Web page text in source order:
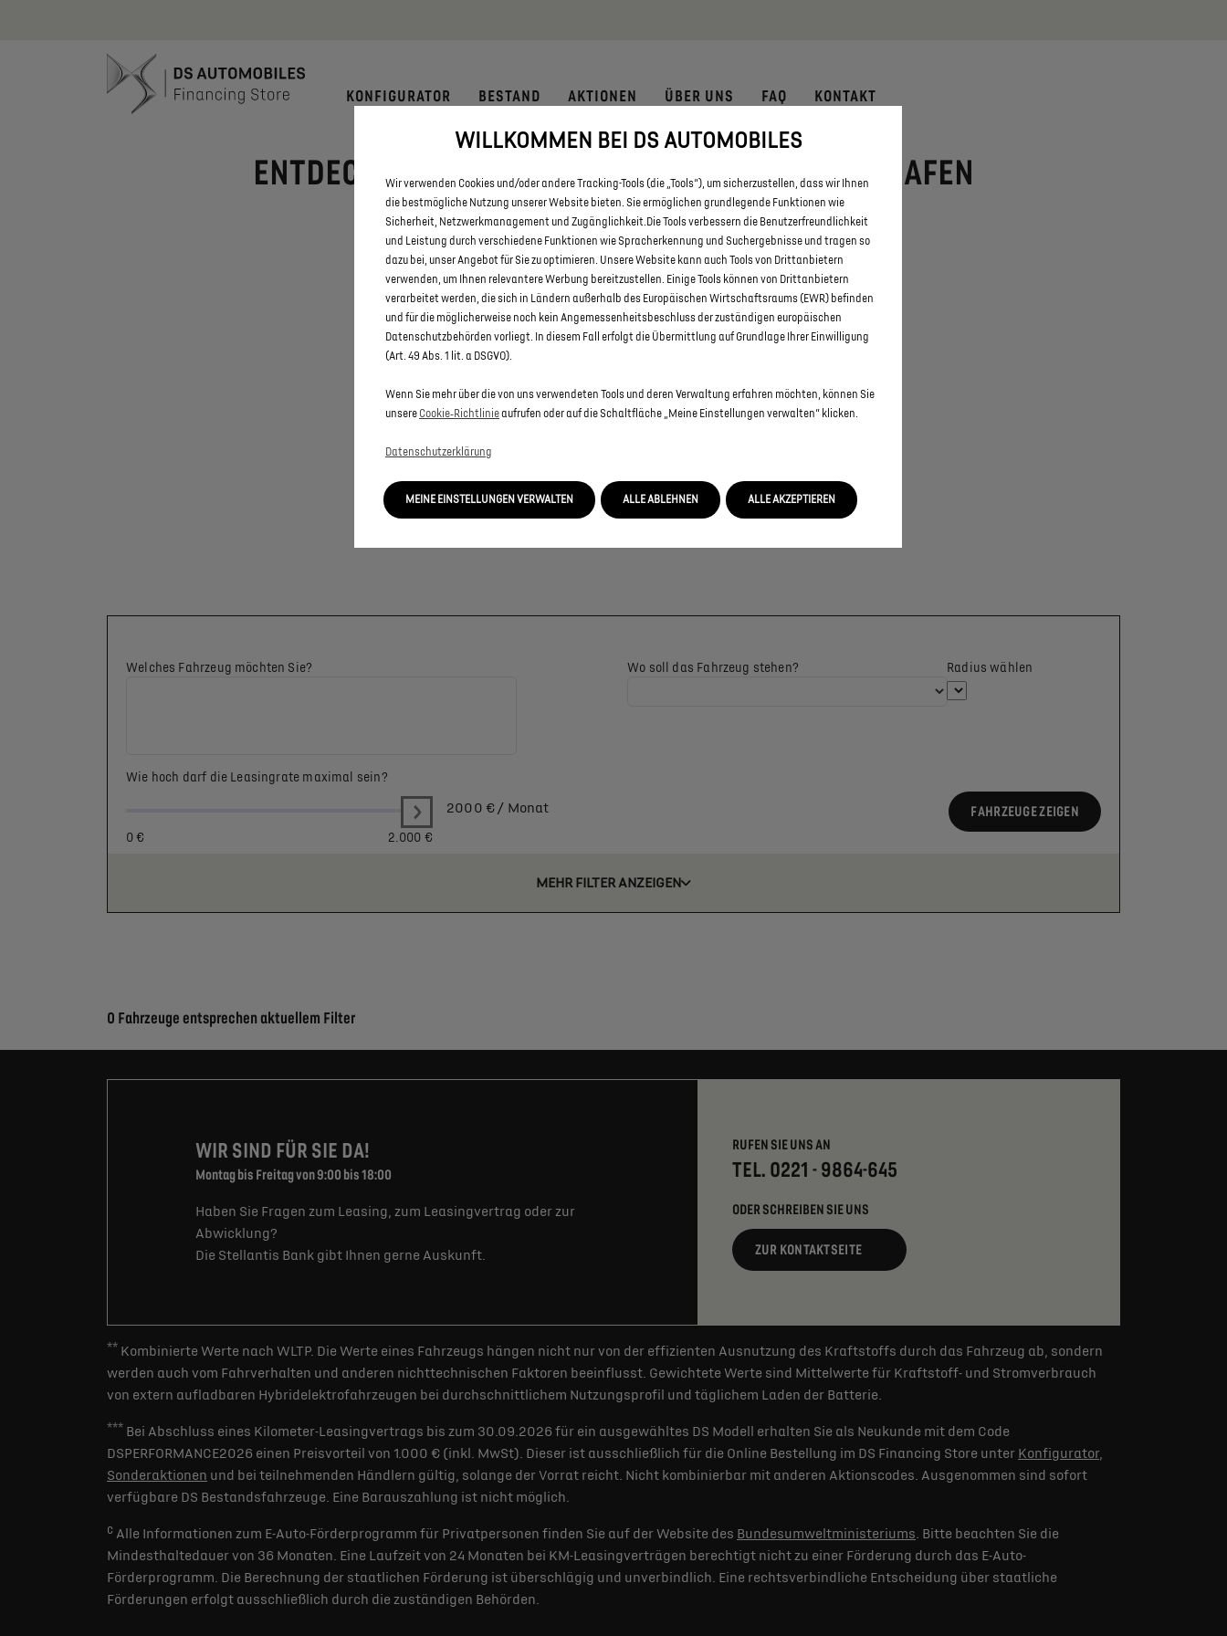
KONFIGURATOR BESTAND AKTIONEN ÜBER UNS FAQ KONTAKT
ENTDECKEN SIE ALLE ANGEBOTE IN FRIEDRICHSHAFEN
Welches Fahrzeug möchten Sie? Wo soll das Fahrzeug stehen? Radius wählen
Wie hoch darf die Leasingrate maximal sein?
0 € 2.000 €
2000 € / Monat FAHRZEUGE ZEIGEN
MEHR FILTER ANZEIGEN
Suchergebnisse
0 Fahrzeuge entsprechen aktuellem Filter
WIR SIND FÜR SIE DA!
Montag bis Freitag von 9:00 bis 18:00
Haben Sie Fragen zum Leasing, zum Leasingvertrag oder zur
Abwicklung?
Die Stellantis Bank gibt Ihnen gerne Auskunft.
RUFEN SIE UNS AN
TEL. 0221 - 9864-645
ODER SCHREIBEN SIE UNS
ZUR KONTAKTSEITE
** Kombinierte Werte nach WLTP. Die Werte eines Fahrzeugs hängen nicht nur von der effizienten Ausnutzung des Kraftstoffs durch das Fahrzeug ab, sondern
werden auch vom Fahrverhalten und anderen nichttechnischen Faktoren beeinflusst. Gewichtete Werte sind Mittelwerte für Kraftstoff- und Stromverbrauch
von extern aufladbaren Hybridelektrofahrzeugen bei durchschnittlichem Nutzungsprofil und täglichem Laden der Batterie.
*** Bei Abschluss eines Kilometer-Leasingvertrags bis zum 30.09.2026 für ein ausgewähltes DS Modell erhalten Sie als Neukunde mit dem Code
DSPERFORMANCE2026 einen Preisvorteil von 1.000 € (inkl. MwSt). Dieser ist ausschließlich für die Online Bestellung im DS Financing Store unter Konfigurator,
Sonderaktionen und bei teilnehmenden Händlern gültig, solange der Vorrat reicht. Nicht kombinierbar mit anderen Aktionscodes. Ausgenommen sind sofort
verfügbare DS Bestandsfahrzeuge. Eine Barauszahlung ist nicht möglich.
c Alle Informationen zum E-Auto-Förderprogramm für Privatpersonen finden Sie auf der Website des Bundesumweltministeriums. Bitte beachten Sie die
Mindesthaltedauer von 36 Monaten. Eine Laufzeit von 24 Monaten bei KM-Leasingverträgen berechtigt nicht zu einer Förderung durch das E-Auto-
Förderprogramm. Die Berechnung der staatlichen Förderung ist überschlägig und unverbindlich. Eine rechtsverbindliche Entscheidung über staatliche
Förderungen erfolgt ausschließlich durch die zuständigen Behörden.
WILLKOMMEN BEI DS AUTOMOBILES
Wir verwenden Cookies und/oder andere Tracking-Tools (die „Tools“), um sicherzustellen, dass wir Ihnen
die bestmögliche Nutzung unserer Website bieten. Sie ermöglichen grundlegende Funktionen wie
Sicherheit, Netzwerkmanagement und Zugänglichkeit.Die Tools verbessern die Benutzerfreundlichkeit
und Leistung durch verschiedene Funktionen wie Spracherkennung und Suchergebnisse und tragen so
dazu bei, unser Angebot für Sie zu optimieren. Unsere Website kann auch Tools von Drittanbietern
verwenden, um Ihnen relevantere Werbung bereitzustellen. Einige Tools können von Drittanbietern
verarbeitet werden, die sich in Ländern außerhalb des Europäischen Wirtschaftsraums (EWR) befinden
und für die möglicherweise noch kein Angemessenheitsbeschluss der zuständigen europäischen
Datenschutzbehörden vorliegt. In diesem Fall erfolgt die Übermittlung auf Grundlage Ihrer Einwilligung
(Art. 49 Abs. 1 lit. a DSGVO).
Wenn Sie mehr über die von uns verwendeten Tools und deren Verwaltung erfahren möchten, können Sie
unsere Cookie‑Richtlinieaufrufen oder auf die Schaltfläche „Meine Einstellungen verwalten“ klicken.
Datenschutzerklärung
MEINE EINSTELLUNGEN VERWALTEN ALLE AKZEPTIEREN
ALLE ABLEHNEN